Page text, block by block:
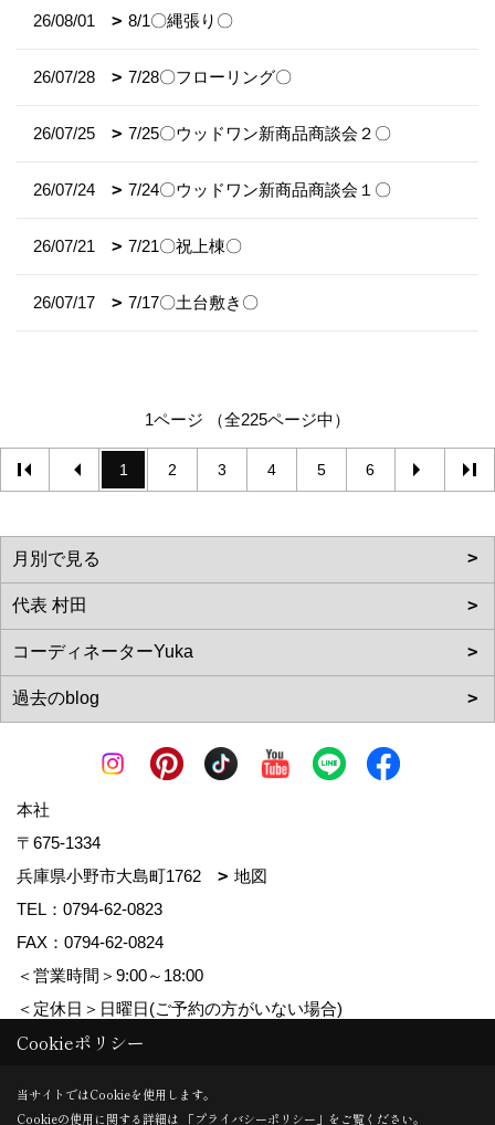
26/08/01 8/1〇縄張り〇
26/07/28 7/28〇フローリング〇
26/07/25 7/25〇ウッドワン新商品商談会２〇
26/07/24 7/24〇ウッドワン新商品商談会１〇
26/07/21 7/21〇祝上棟〇
26/07/17 7/17〇土台敷き〇
1ページ （全225ページ中）
1 2 3 4 5 6
本社
〒675-1334
兵庫県小野市大島町1762
地図
TEL： 0794-62-0823
FAX：0794-62-0824
＜営業時間＞9:00～18:00
＜定休日＞日曜日(ご予約の方がいない場合)
Copyright (c) MDhomes. All Rights Reserved.
Produced byゴデスクリエイト
Cookieポリシー
当サイトではCookieを使用します。
Cookieの使用に関する詳細は 「プライバシーポリシー 」をご覧ください。